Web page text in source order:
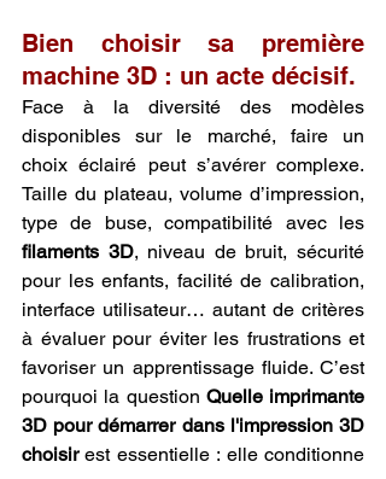
Bien choisir sa première
machine 3D : un acte décisif.
Face à la diversité des modèles
disponibles sur le marché, faire un
choix éclairé peut s’avérer complexe.
Taille du plateau, volume d’impression,
filaments 3D, niveau de bruit, sécurité
pour les enfants, facilité de calibration,
interface utilisateur… autant de critères
à évaluer pour éviter les frustrations et
favoriser un apprentissage fluide. C’est
pourquoi la question Quelle imprimante
3D pour démarrer dans l'impression 3D
choisir est essentielle : elle conditionne